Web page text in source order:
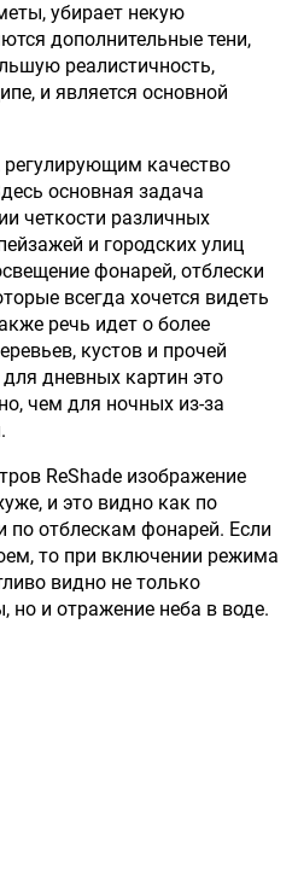
убирает некую
дополнительные тени,
реалистичность,
и является основной
качество
основная задача
четкости различных
и городских улиц
фонарей, отблески
всегда хочется видеть
речь идет о более
кустов и прочей
дневных картин это
чем для ночных из-за
ReShade изображение
и это видно как по
по отблескам фонарей. Если
то при включении режима
видно не только
но и отражение неба в воде.